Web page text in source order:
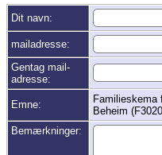
Dit navn:
mailadresse:
Gentag mail-
adresse:
Emne:
Familieskema
Beheim
Bemærkninger: